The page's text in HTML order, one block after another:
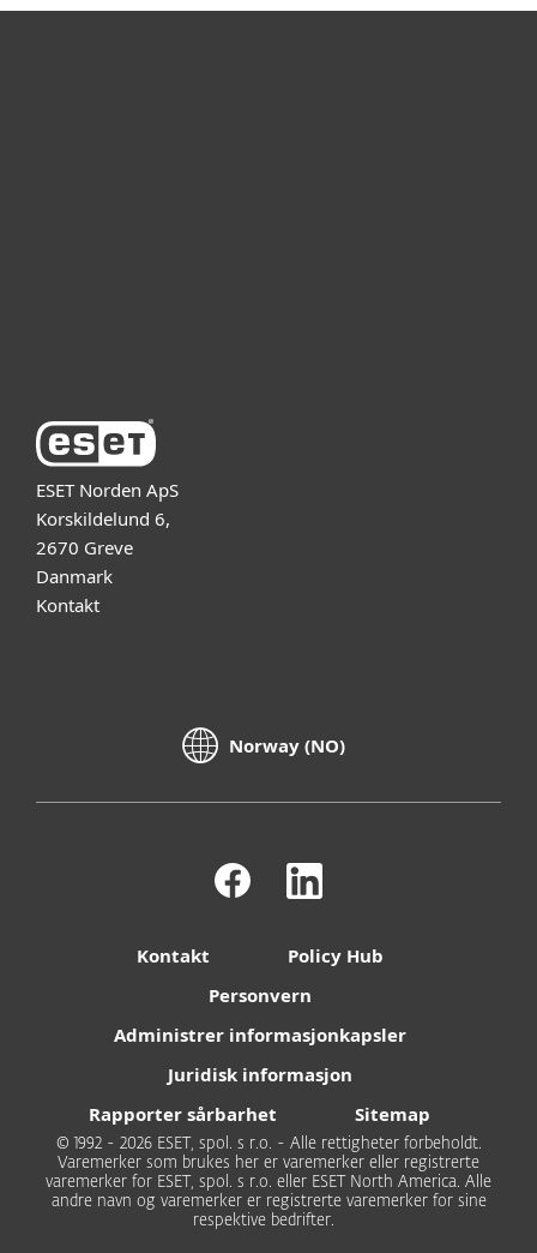
ESET Norden ApS
Korskildelund 6,
2670 Greve
Danmark
Kontakt
Norway (NO)
Kontakt
Policy Hub
Personvern
Administrer informasjonkapsler
Juridisk informasjon
Rapporter sårbarhet
Sitemap
© 1992 - 2026 ESET, spol. s r.o. - Alle rettigheter forbeholdt.
Varemerker som brukes her er varemerker eller registrerte
varemerker for ESET, spol. s r.o. eller ESET North America. Alle
andre navn og varemerker er registrerte varemerker for sine
respektive bedrifter.